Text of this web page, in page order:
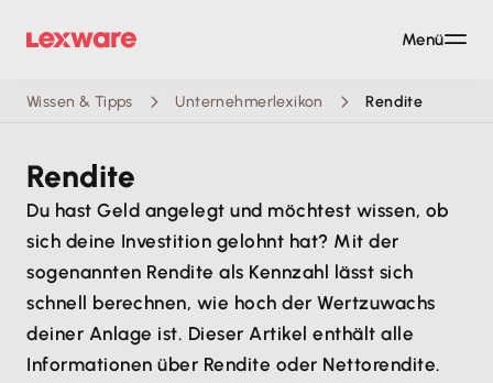
Wissen & Tipps Unternehmerlexikon Rendite
Rendite
Du hast Geld angelegt und möchtest wissen, ob
sich deine Investition gelohnt hat? Mit der
sogenannten Rendite als Kennzahl lässt sich
schnell berechnen, wie hoch der Wertzuwachs
deiner Anlage ist. Dieser Artikel enthält alle
Informationen über Rendite oder Nettorendite.
Menü